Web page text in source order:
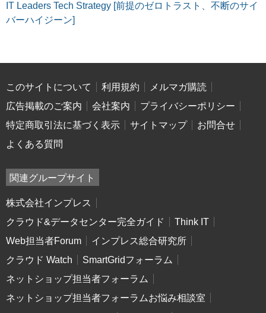
IT Leaders Tech Strategy [前提のゼロトラスト、不断のサイ
バーハイジーン]
このサイトについて 利用規約
メルマガ購読
広告掲載のご案内
会社案内
プライバシーポリシー
特定商取引法に基づく表示
サイトマップ
お問合せ
よくある質問
関連グループサイト
株式会社インプレス
クラウド&データセンター完全ガイド
Think IT
Web担当者Forum
インプレス総合研究所
クラウド Watch
SmartGridフォーラム
ネットショップ担当者フォーラム
ネットショップ担当者フォーラムお悩み相談室